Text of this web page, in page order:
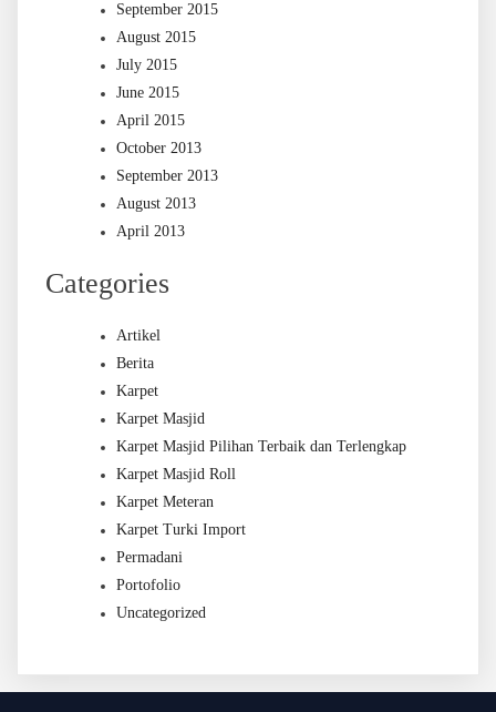
September 2015
August 2015
July 2015
June 2015
April 2015
October 2013
September 2013
August 2013
April 2013
Categories
Artikel
Berita
Karpet
Karpet Masjid
Karpet Masjid Pilihan Terbaik dan Terlengkap
Karpet Masjid Roll
Karpet Meteran
Karpet Turki Import
Permadani
Portofolio
Uncategorized